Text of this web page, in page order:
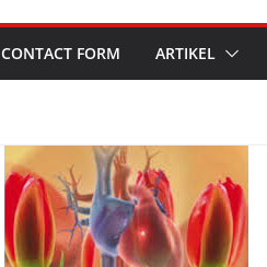
CONTACT FORM ARTIKEL